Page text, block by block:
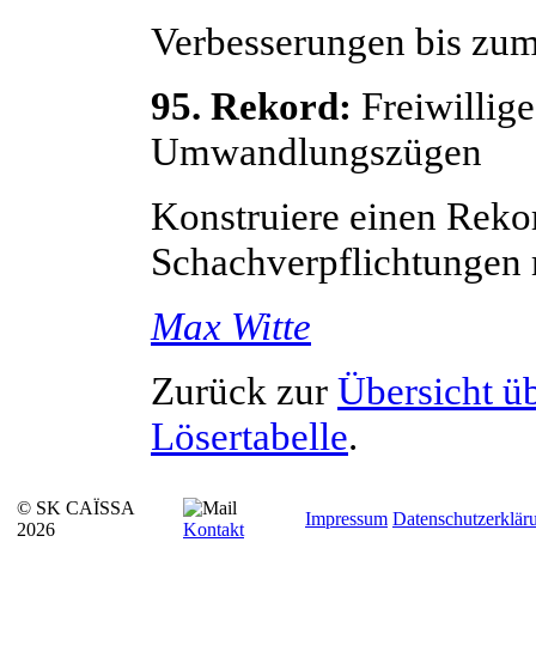
Verbesserungen bis
95. Rekord:
Umwandlungszügen
Konstruiere einen
Max Witte
Zurück zur Übersicht
Lösertabelle.
© SK CAÏSSA
2026
Kontakt
Impressum